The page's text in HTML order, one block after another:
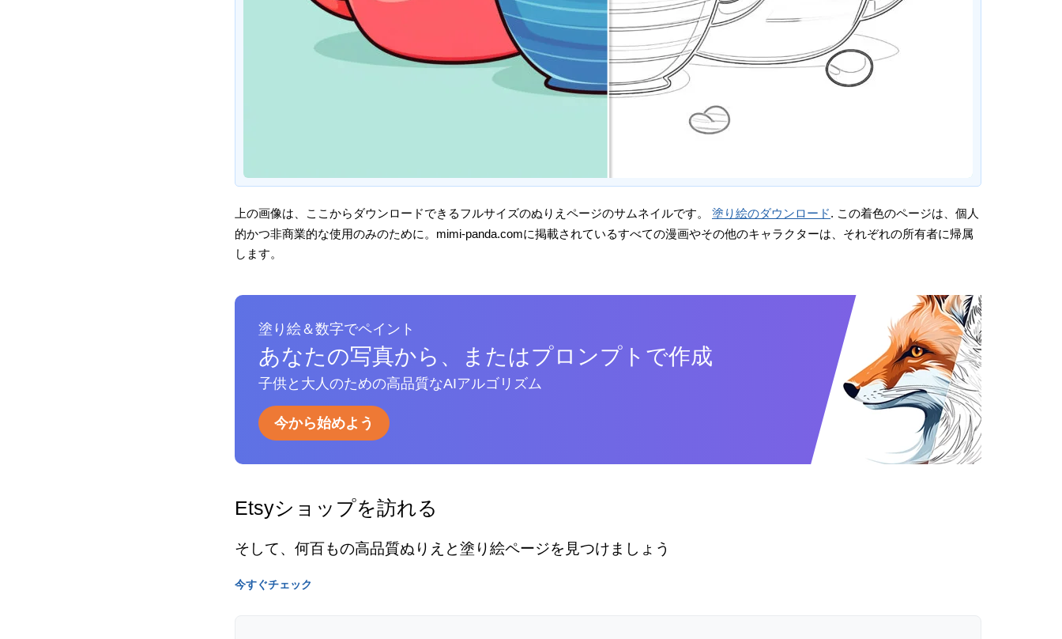
上の画像は、ここからダウンロードできるフルサイズのぬりえページのサムネイルです。 塗り絵のダウンロード. この着色のページは、個人
的かつ非商業的な使用のみのために。mimi-panda.comに掲載されているすべての漫画やその他のキャラクターは、それぞれの所有者に帰属
します。
塗り絵＆数字でペイント
あなたの写真から、またはプロンプトで作成
子供と大人のための高品質なAIアルゴリズム
今から始めよう
Etsyショップを訪れる
そして、何百もの高品質ぬりえと塗り絵ページを見つけましょう
今すぐチェック